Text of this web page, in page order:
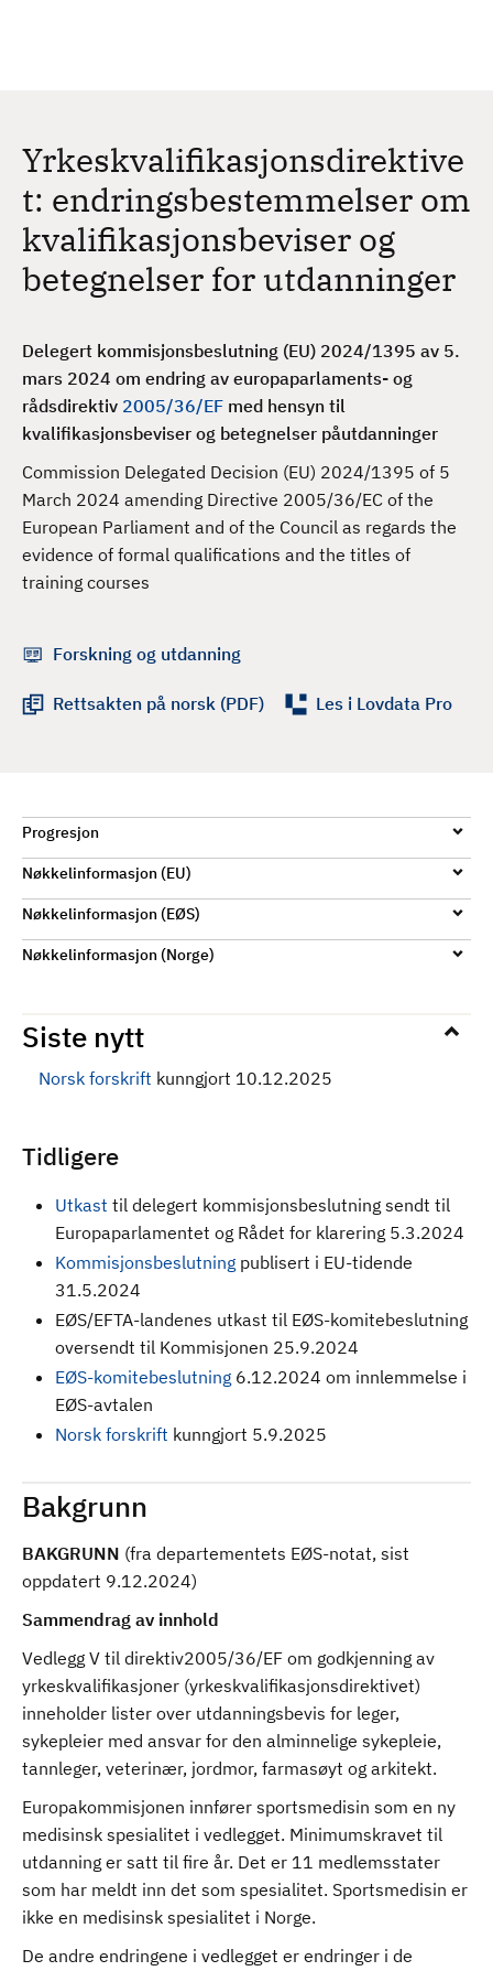
Yrkeskvalifikasjonsdirektive
t: endringsbestemmelser om
kvalifikasjonsbeviser og
betegnelser for utdanninger
Delegert kommisjonsbeslutning (EU) 2024/1395 av 5.
mars 2024 om endring av europaparlaments- og
rådsdirektiv 2005/36/EF med hensyn til
kvalifikasjonsbeviser og betegnelser påutdanninger
Commission Delegated Decision (EU) 2024/1395 of 5
March 2024 amending Directive 2005/36/EC of the
European Parliament and of the Council as regards the
evidence of formal qualifications and the titles of
training courses
Forskning og utdanning
Rettsakten på norsk (PDF) Les i Lovdata Pro
Progresjon
Nøkkelinformasjon (EU)
Nøkkelinformasjon (EØS)
Nøkkelinformasjon (Norge)
Siste nytt
Norsk forskrift kunngjort 10.12.2025
Tidligere
Utkast til delegert kommisjonsbeslutning sendt til
Europaparlamentet og Rådet for klarering 5.3.2024
Kommisjonsbeslutning publisert i EU-tidende
31.5.2024
EØS/EFTA-landenes utkast til EØS-komitebeslutning
oversendt til Kommisjonen 25.9.2024
EØS-komitebeslutning 6.12.2024 om innlemmelse i
EØS-avtalen
Norsk forskrift kunngjort 5.9.2025
Bakgrunn
BAKGRUNN (fra departementets EØS-notat, sist
oppdatert 9.12.2024)
Sammendrag av innhold
Vedlegg V til direktiv2005/36/EF om godkjenning av
yrkeskvalifikasjoner (yrkeskvalifikasjonsdirektivet)
inneholder lister over utdanningsbevis for leger,
sykepleier med ansvar for den alminnelige sykepleie,
tannleger, veterinær, jordmor, farmasøyt og arkitekt.
Europakommisjonen innfører sportsmedisin som en ny
medisinsk spesialitet i vedlegget. Minimumskravet til
utdanning er satt til fire år. Det er 11 medlemsstater
som har meldt inn det som spesialitet. Sportsmedisin er
ikke en medisinsk spesialitet i Norge.
De andre endringene i vedlegget er endringer i de